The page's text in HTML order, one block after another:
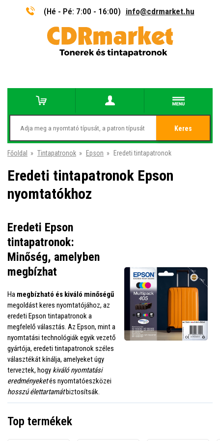
(Hé - Pé: 7:00 - 16:00) info@cdrmarket.hu
Keres
Főoldal » Tintapatronok » Epson » Eredeti tintapatronok
Eredeti tintapatronok Epson
nyomtatókhoz
Eredeti Epson
tintapatronok:
Minőség, amelyben
megbízhat
Ha megbízható és kiváló minőségű
megoldást keres nyomtatójához, az
eredeti Epson tintapatronok a
megfelelő választás. Az Epson, mint a
nyomtatási technológiák egyik vezető
gyártója, eredeti tintapatronok széles
választékát kínálja, amelyeket úgy
terveztek, hogy kiváló nyomtatási
eredményeketés nyomtatóeszközei
hosszú élettartamátbiztosítsák.
Top termékek